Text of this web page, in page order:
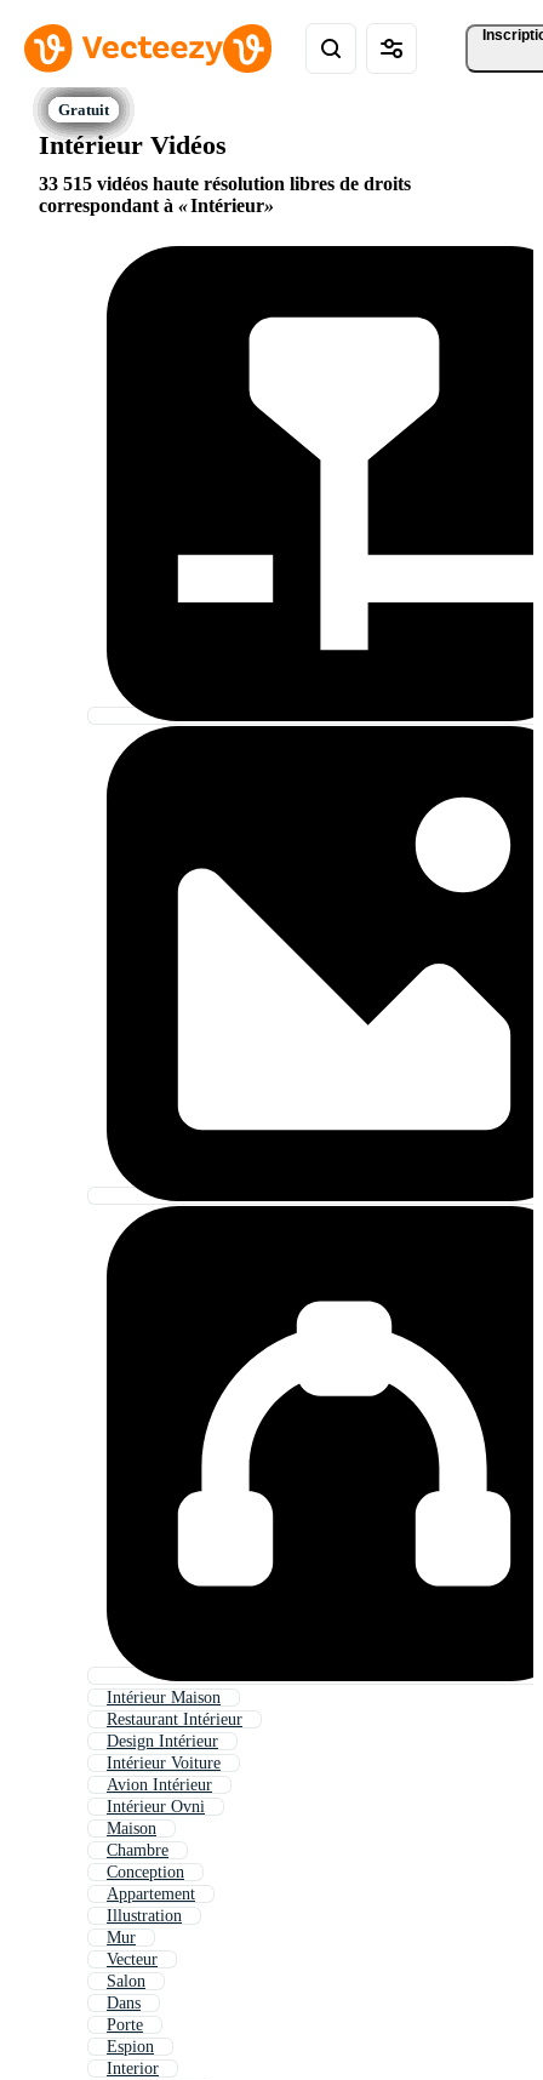
Intérieur Vidéos
33 515 vidéos haute résolution libres de droits
correspondant à
Intérieur
Intérieur Maison
Restaurant Intérieur
Design Intérieur
Intérieur Voiture
Avion Intérieur
Intérieur Ovni
Maison
Chambre
Conception
Appartement
Illustration
Mur
Vecteur
Salon
Dans
Porte
Espion
Interior